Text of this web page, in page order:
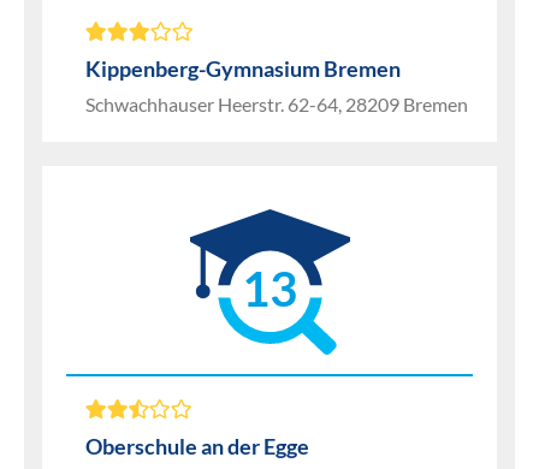
Kippenberg-Gymnasium Bremen
Schwachhauser Heerstr. 62-64, 28209 Bremen
13
Oberschule an der Egge